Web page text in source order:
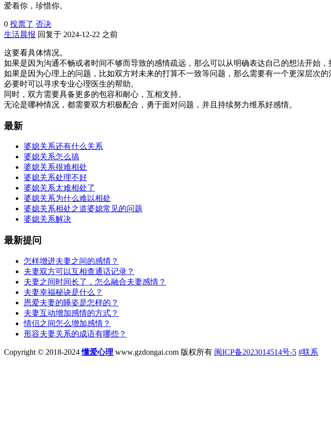
爱着你，珍惜你。
0 投票了 否决
生活晨报 回复于 2024-12-22 之前
这要看具体情况。
如果是因为沟通不畅或者时间不够而导致的感情疏远，那么可以从明确表达自己的想法开始
如果是因为心理上的问题，比如双方对未来的打算不一致等问题，那么需要有一个更深层次的
必要时可以寻求专业心理医生的帮助。
同时，双方需要具备更多的包容和耐心，互相支持。
无论是哪种情况，都需要双方积极配合，勇于面对问题，并且持续努力维系好感情。
最新
婆媳关系还有什么关系
婆媳关系怎么搞
婆媳关系很难相处
婆媳关系处理不好
婆媳关系太难相处了
婆媳关系为什么难以相处
婆媳关系相处之道婆媳常见的问题
婆媳关系解决
最新提问
怎样增进夫妻之间的感情？
夫妻双方可以互相查通话记录？
夫妻之间时间长了，怎么融合夫妻感情？
夫妻幸福秘诀是什么？
恩爱夫妻的睡姿是怎样的？
夫妻互动增加感情的方式？
情侣之间怎么增加感情？
形容夫妻关系的成语有哪些？
Copyright © 2018-2024懂爱心理 www.gzdongai.com 版权所有 闽ICP备2023014514号-5 #联系